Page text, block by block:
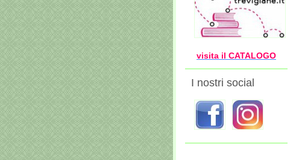
visita il CATALOGO
I nostri social